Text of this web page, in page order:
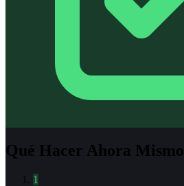
Qué Hacer Ahora Mismo
1